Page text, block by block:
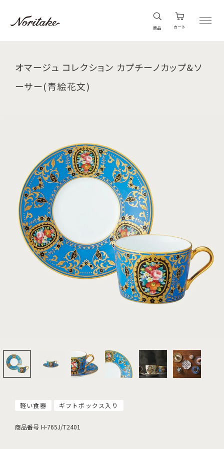
商品 カート
オマージュ コレクション カプチーノカップ&ソ
ーサー(青絵花文)
軽い食器 ギフトボックス入り
商品番号 H-765J/T2401